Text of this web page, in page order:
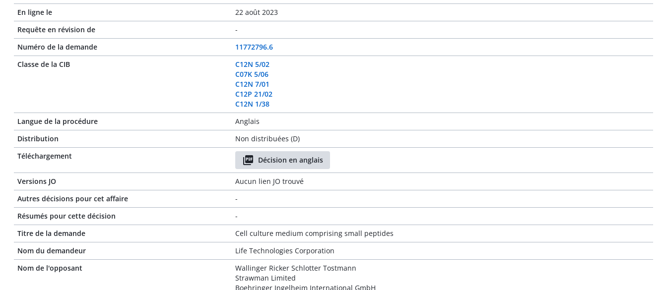
En ligne le
22 août 2023
Requête en révision de
-
Numéro de la demande
11772796.6
Classe de la CIB
C12N 5/02
C07K 5/06
C12N 7/01
C12P 21/02
C12N 1/38
Langue de la procédure
Anglais
Distribution
Non distribuées (D)
Téléchargement
Décision en anglais
Versions JO
Aucun lien JO trouvé
Autres décisions pour cet affaire
-
Résumés pour cette décision
-
Titre de la demande
Cell culture medium comprising small peptides
Nom du demandeur
Life Technologies Corporation
Nom de l'opposant
Wallinger Ricker Schlotter Tostmann
Strawman Limited
Boehringer Ingelheim International GmbH